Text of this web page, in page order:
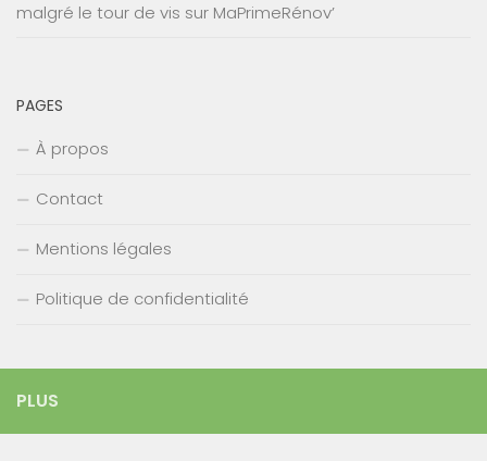
malgré le tour de vis sur MaPrimeRénov’
PAGES
À propos
Contact
Mentions légales
Politique de confidentialité
PLUS